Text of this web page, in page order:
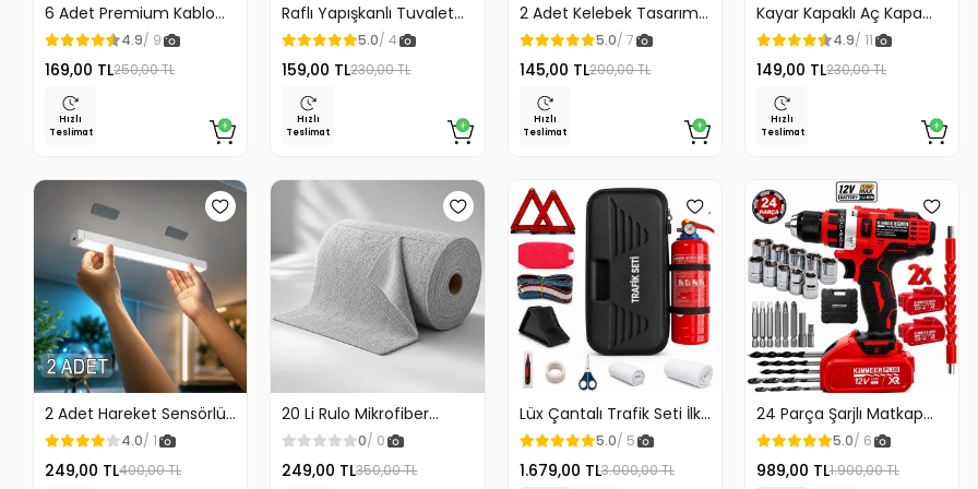
6 Adet Premium Kablo
Düzenleyici Kablo
Tutucu Mıknatıslı Kapak
Özellikli
4.9/ 9
169,00 TL250,00 TL
Hızlı
Teslimat
Raflı Yapışkanlı Tuvalet
Kağıdı Askılığı
5.0/ 4
159,00 TL230,00 TL
Hızlı
Teslimat
2 Adet Kelebek Tasarım
Klozet Kaldırma Aparatı
Gold Renk
5.0/ 7
145,00 TL200,00 TL
Hızlı
Teslimat
Kayar Kapaklı Aç Kapa
Araç Torpido Üstü
Fosforlu Numaratör Park
Numaratörü
4.9/ 11
149,00 TL230,00 TL
Hızlı
Teslimat
2 Adet Hareket Sensörlü
Lamba Merdiven Dolap
Çalışma Masası Mutfak
Lambası Şarjlı Usb Led
4.0/ 1
249,00 TL400,00 TL
20 Li Rulo Mikrofiber
Temizlik Bezi 25x25 cm
Çok Amaçlı Kopart Kullan
Kaliteli
0/ 0
249,00 TL350,00 TL
Lüx Çantalı Trafik Seti İlk
Yardım Seti 1 Kg Yangın
Söndürme Tüplü Tüvtürk
Uyumlu
5.0/ 5
1.679,00 TL3.000,00 TL
24 Parça Şarjlı Matkap
12v Çelik Mandrenli Çift
Akülü Vidalama Matkap
Seti
5.0/ 6
989,00 TL1.900,00 TL